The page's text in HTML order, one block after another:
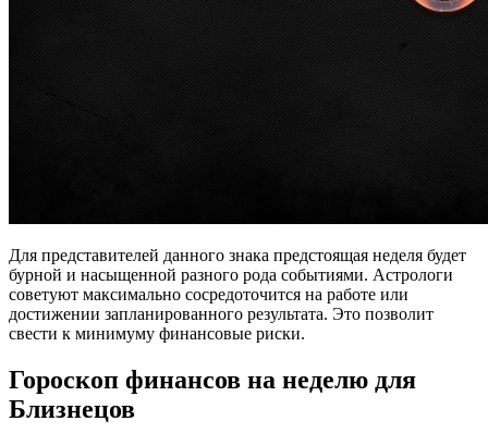
Для представителей данного знака предстоящая неделя будет
бурной и насыщенной разного рода событиями. Астрологи
советуют максимально сосредоточится на работе или
достижении запланированного результата. Это позволит
свести к минимуму финансовые риски.
Гороскоп финансов на неделю для
Близнецов